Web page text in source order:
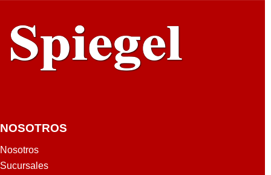
FC0
250
LA
GB
NOSOTROS
Nosotros
Sucursales